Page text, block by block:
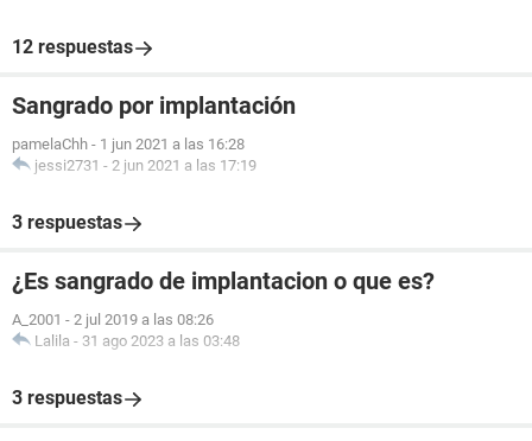
12 respuestas
Sangrado por implantación
pamelaChh - 1 jun 2021 a las 16:28
jessi2731 - 2 jun 2021 a las 17:19
3 respuestas
¿Es sangrado de implantacion o que es?
A_2001 - 2 jul 2019 a las 08:26
Lalila - 31 ago 2023 a las 03:48
3 respuestas